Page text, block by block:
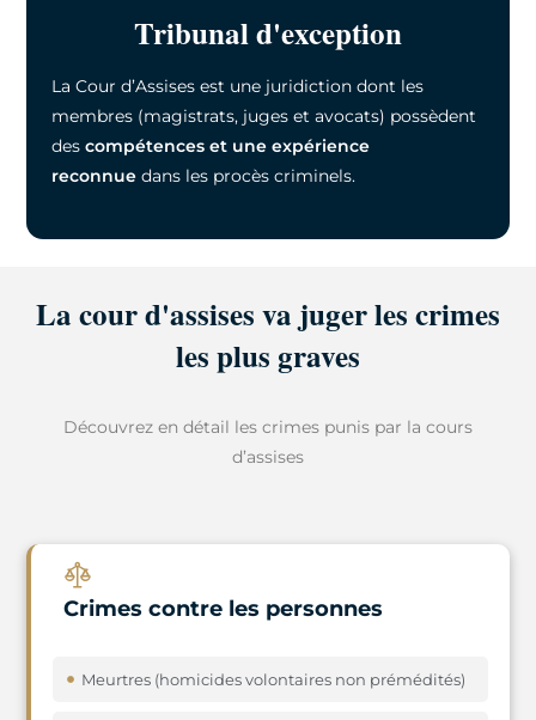
Tribunal d'exception
La Cour d’Assises est une juridiction dont les
membres (magistrats, juges et avocats) possèdent
des compétences et une expérience
reconnuedans les procès criminels.
La cour d'assises va juger les crimes
les plus graves
Découvrez en détail les crimes punis par la cours
d’assises
Crimes contre les personnes
Meurtres (homicides volontaires non prémédités)